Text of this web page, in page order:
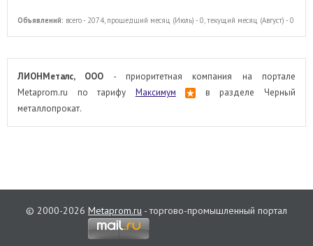
Объявлений: всего - 2074, прошедший месяц (Июль) - 0, текущий месяц (Август) - 0
ЛИОНМеталс, ООО - приоритетная компания на портале
Metaprom.ru по тарифу Максимум
в разделе Черный
металлопрокат.
© 2000-2026 Metaprom.ru - торгово-промышленный портал